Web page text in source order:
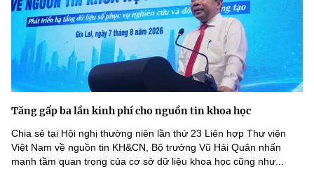
Tăng gấp ba lần kinh phí cho nguồn tin khoa học
Chia sẻ tại Hội nghị thường niên lần thứ 23 Liên hợp Thư viện
Việt Nam về nguồn tin KH&CN, Bộ trưởng Vũ Hải Quân nhấn
mạnh tầm quan trọng của cơ sở dữ liệu khoa học cũng như...